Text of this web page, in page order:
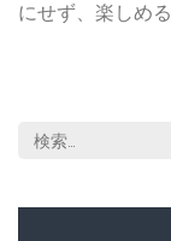
にせず、楽しめ
検